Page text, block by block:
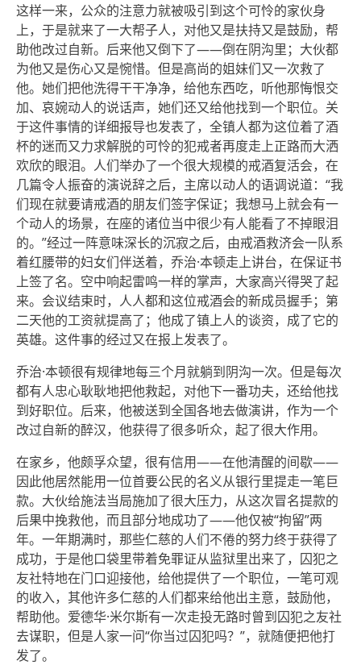
这样一来，公众的注意力就被吸引到这个可怜的家伙身
上，于是就来了一大帮子人，对他又是扶持又是鼓励，帮
助他改过自新。后来他又倒下了——倒在阴沟里；大伙都
为他又是伤心又是惋惜。但是高尚的姐妹们又一次救了
他。她们把他洗得干干净净，给他东西吃，听他那悔恨交
加、哀婉动人的说话声，她们还又给他找到一个职位。关
于这件事情的详细报导也发表了，全镇人都为这位着了酒
杯的迷而又力求解脱的可怜的犯戒者再度走上正路而大洒
欢欣的眼泪。人们举办了一个很大规模的戒酒复活会，在
几篇令人振奋的演说辞之后，主席以动人的语调说道：“我
们现在就要请戒酒的朋友们签字保证；我想马上就会有一
个动人的场景，在座的诸位当中很少有人能看了不掉眼泪
的。”经过一阵意味深长的沉寂之后，由戒酒救济会一队系
着红腰带的妇女们伴送着，乔治·本顿走上讲台，在保证书
上签了名。空中响起雷鸣一样的掌声，大家高兴得哭了起
来。会议结束时，人人都和这位戒酒会的新成员握手；第
二天他的工资就提高了；他成了镇上人的谈资，成了它的
英雄。这件事的经过又在报上发表了。
乔治·本顿很有规律地每三个月就躺到阴沟一次。但是每次
都有人忠心耿耿地把他救起，对他下一番功夫，还给他找
到好职位。后来，他被送到全国各地去做演讲，作为一个
改过自新的醉汉，他获得了很多听众，起了很大作用。
在家乡，他颇孚众望，很有信用——在他清醒的间歇——
因此他居然能用一位首要公民的名义从银行里提走一笔巨
款。大伙给施法当局施加了很大压力，从这次冒名提款的
后果中挽救他，而且部分地成功了——他仅被“拘留”两
年。一年期满时，那些仁慈的人们不倦的努力终于获得了
成功，于是他口袋里带着免罪证从监狱里出来了，囚犯之
友社特地在门口迎接他，给他提供了一个职位，一笔可观
的收入，其他许多仁慈的人们都来给他出主意，鼓励他，
帮助他。爱德华·米尔斯有一次走投无路时曾到囚犯之友社
去谋职，但是人家一问“你当过囚犯吗？”，就随便把他打
发了。